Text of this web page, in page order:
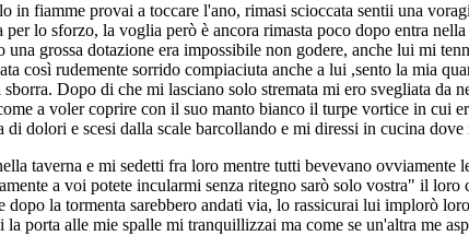
in fiamme provai a toccare l'ano, rimasi scioccata sentii una
lo sforzo, la voglia però è ancora rimasta poco dopo entra
grossa dotazione era impossibile non godere, anche lui mi
così rudemente sorrido compiaciuta anche a lui ,sento la mia
Dopo di che mi lasciano solo stremata mi ero svegliata da
a voler coprire con il suo manto bianco il turpe vortice in cui
dolori e scesi dalla scale barcollando e mi diressi in cucina
taverna e mi sedetti fra loro mentre tutti bevevano ovviamente
a voi potete incularmi senza ritegno sarò solo vostra" il loro
la tormenta sarebbero andati via, lo rassicurai lui implorò
porta alle mie spalle mi tranquillizzai ma come se un'altra me